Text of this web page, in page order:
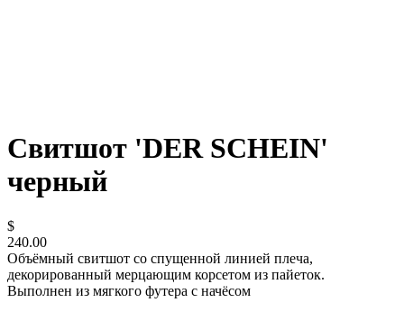
Свитшот 'DER SCHEIN'
черный
$
240.00
Объёмный свитшот со спущенной линией плеча,
декорированный мерцающим корсетом из пайеток.
Выполнен из мягкого футера с начёсом